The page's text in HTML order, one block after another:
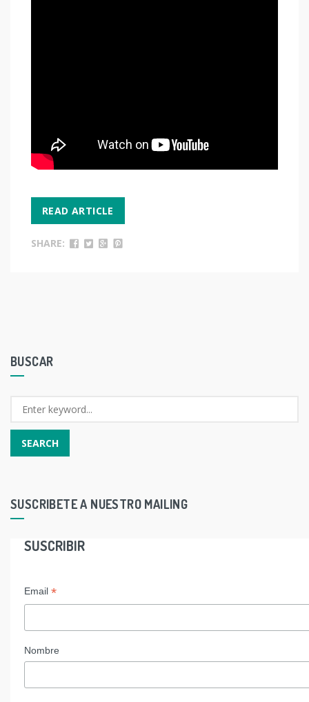
READ ARTICLE
SHARE:
BUSCAR
SUSCRIBETE A NUESTRO MAILING
SUSCRIBIR
Email *
Nombre